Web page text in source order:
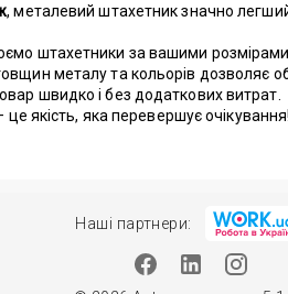
, металевий штахетник значно
штахетники за вашими
металу та кольорів дозволяє
швидко і без додаткових витрат.
якість, яка перевершує очікування!
Наші партнери: